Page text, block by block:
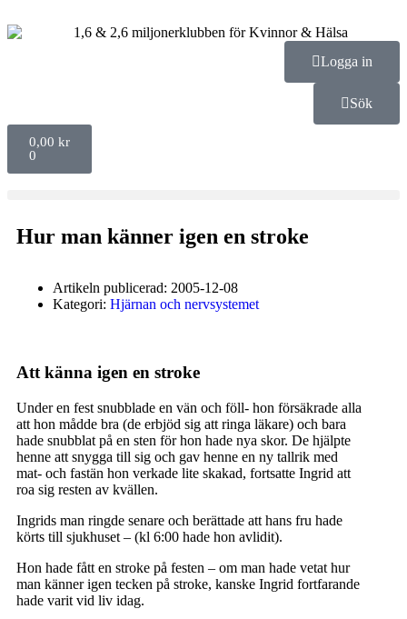
Logga in
Sök
0,00 kr
0
Hur man känner igen en stroke
Artikeln publicerad: 2005-12-08
Kategori: Hjärnan och nervsystemet
Att känna igen en stroke
Under en fest snubblade en vän och föll- hon försäkrade alla
att hon mådde bra (de erbjöd sig att ringa läkare) och bara
hade snubblat på en sten för hon hade nya skor. De hjälpte
henne att snygga till sig och gav henne en ny tallrik med
mat- och fastän hon verkade lite skakad, fortsatte Ingrid att
roa sig resten av kvällen.
Ingrids man ringde senare och berättade att hans fru hade
körts till sjukhuset – (kl 6:00 hade hon avlidit).
Hon hade fått en stroke på festen – om man hade vetat hur
man känner igen tecken på stroke, kanske Ingrid fortfarande
hade varit vid liv idag.